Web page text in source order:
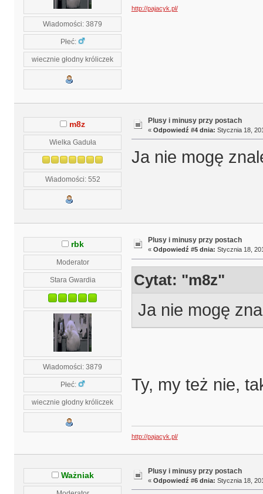
Wiadomości: 3879
Płeć:
wiecznie głodny króliczek
http://pajacyk.pl/
m8z
Wielka Gaduła
Wiadomości: 552
Plusy i minusy przy postach
« Odpowiedź #4 dnia: Stycznia 18,
Ja nie mogę
rbk
Moderator
Stara Gwardia
Wiadomości: 3879
Płeć:
wiecznie głodny króliczek
Plusy i minusy przy postach
« Odpowiedź #5 dnia: Stycznia 18,
Cytat: "m8z"
Ja nie mogę
Ty, my też nie,
http://pajacyk.pl/
Ważniak Plusy i minusy przy postach
« Odpowiedź #6 dnia: Stycznia 18,